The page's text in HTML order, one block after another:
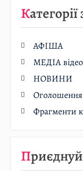
АФІША
МЕДІА відео
НОВИНИ
Оголошення
Фрагменти